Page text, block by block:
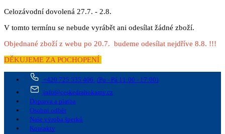
Celozávodní dovolená 27.7. - 2.8.
V tomto termínu se nebude vyrábět ani odesílat žádné zboží.
Objednané zboží z webu po 20.7. budeme odesílat nejdříve 8.8. !!!
DĚKUJEME ZA POCHOPENÍ
+420 725 535 406 (Po - Pá 11:00 - 17:00)
info@ceskedrahokamy.cz
Doprava a platba
Osobní odběr
Naše výroba šperků
Kontakty